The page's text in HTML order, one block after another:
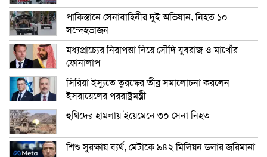
পাকিস্তানে সেনাবাহিনীর দুই অভিযান, নিহত ১০
সন্দেহভাজন
মধ্যপ্রাচ্যের নিরাপত্তা নিয়ে সৌদি যুবরাজ ও মাখোঁর
ফোনালাপ
সিরিয়া ইস্যুতে তুরস্কের তীব্র সমালোচনা করলেন
ইসরায়েলের পররাষ্ট্রমন্ত্রী
হুথিদের হামলায় ইয়েমেনে ৩০ সেনা নিহত
শিশু সুরক্ষায় ব্যর্থ, মেটাকে ৯৪২ মিলিয়ন ডলার জরিমানা